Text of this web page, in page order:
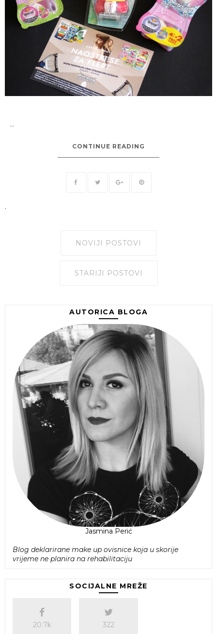
...
CONTINUE READING
.
NOVIJI POSTOVI
STARIJI POSTOVI
AUTORICA BLOGA
Jasmina Perić
Blog deklarirane make up ovisnice koja u skorije
vrijeme ne planira na rehabilitaciju
SOCIJALNE MREŽE
20.7k 322